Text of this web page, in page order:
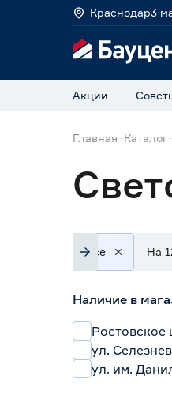
Краснодар3
Акции
Главная Каталог
Все На
Наличие в
Ростовское
ул.
ул. им.